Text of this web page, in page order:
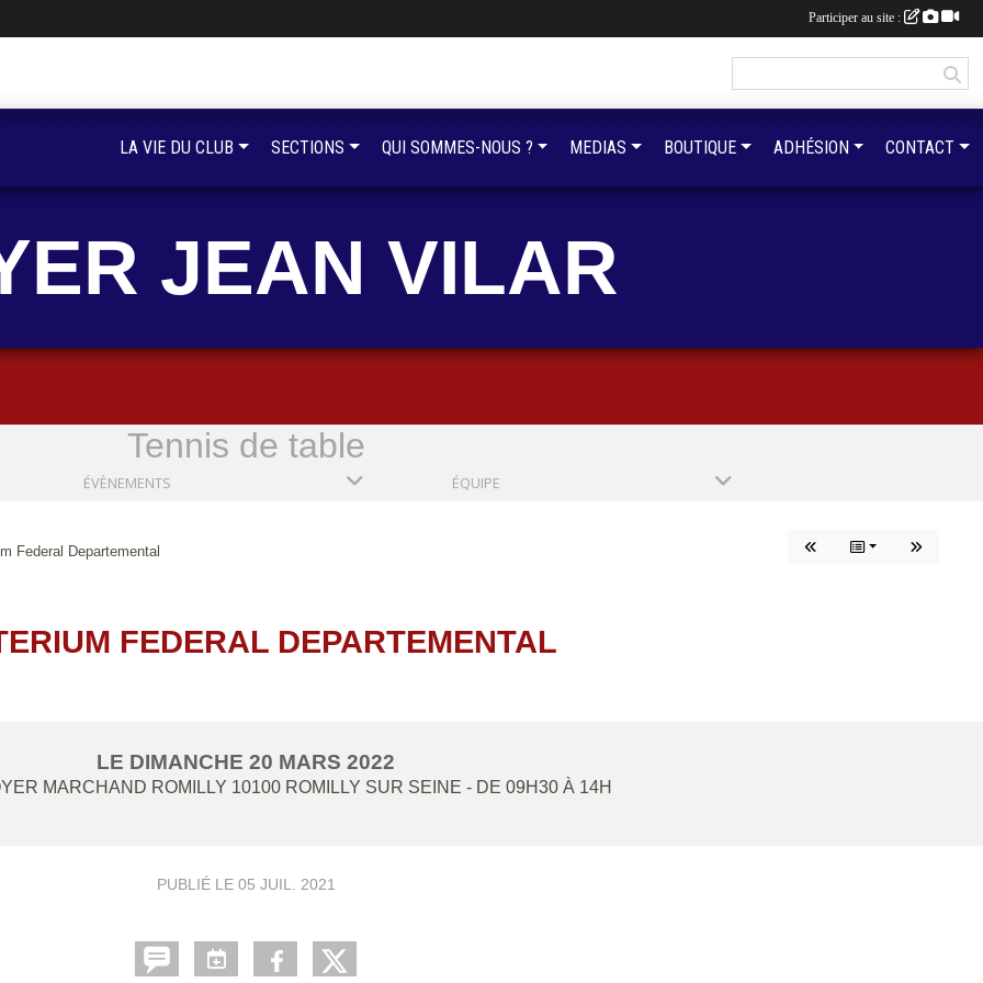
JEAN VILAR
Tennis de table
ÉVÈNEMENTS ÉQUIPE
Federal Departemental
FEDERAL DEPARTEMENTAL
LE DIMANCHE 20 MARS 2022
MARCHAND ROMILLY 10100 ROMILLY SUR SEINE - DE 09H30 À 14H
PUBLIÉ LE 05 JUIL. 2021
LA VIE DU CLUB SECTIONS QUI SOMMES-NOUS ? MEDIAS BOUTIQUE ADHÉSION CONTACT
Participer au site :